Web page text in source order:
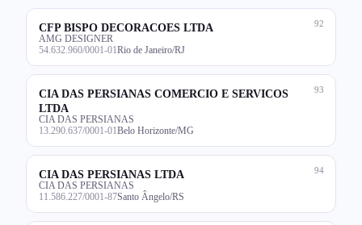
92
CFP BISPO DECORACOES LTDA
AMG DESIGNER
54.632.960/0001-01 Rio de Janeiro/RJ
93
CIA DAS PERSIANAS COMERCIO E SERVICOS
LTDA
CIA DAS PERSIANAS
13.290.637/0001-01 Belo Horizonte/MG
94
CIA DAS PERSIANAS LTDA
CIA DAS PERSIANAS
11.586.227/0001-87Santo Ângelo/RS